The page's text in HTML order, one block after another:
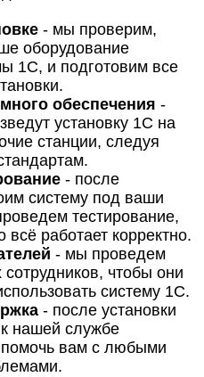
- мы проверим,
оборудование
1С, и подготовим все
обеспечения -
установку 1С на
станции, следуя
- после
систему под ваши
тестирование,
всё работает корректно.
- мы проведем
чтобы они
систему 1С.
- после установки
нашей службе
помочь вам с любыми